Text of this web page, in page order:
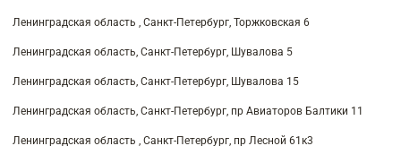
Ленинградская область , Санкт-Петербург, Торжковская 6
Ленинградская область, Санкт-Петербург, Шувалова 5
Ленинградская область, Санкт-Петербург, Шувалова 15
Ленинградская область, Санкт-Петербург, пр Авиаторов Балтики 11
Ленинградская область , Санкт-Петербург, пр Лесной 61к3